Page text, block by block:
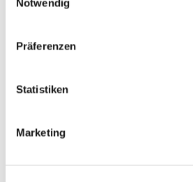
Notwendig
Präferenzen
Statistiken
Marketing